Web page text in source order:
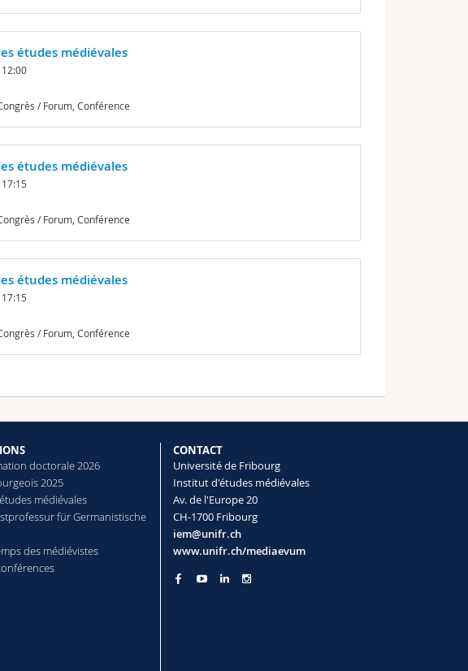
études médiévales
/ Forum, Conférence
études médiévales
/ Forum, Conférence
études médiévales
/ Forum, Conférence
doctorale 2026
2025
médiévales
für Germanistische
des médiévistes
CONTACT
Université de Fribourg
Institut d'études médiévales
Av. de l'Europe 20
CH-1700 Fribourg
iem@unifr.ch
www.unifr.ch/mediaevum